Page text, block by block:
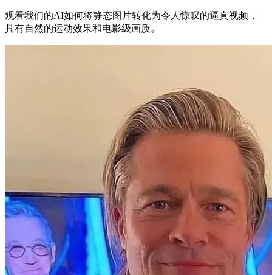
观看我们的AI如何将静态图片转化为令人惊叹的逼真视频，
具有自然的运动效果和电影级画质。